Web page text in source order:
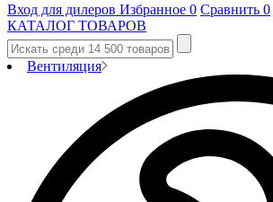
Вход для дилеров Избранное 0 Сравнить 0
КАТАЛОГ ТОВАРОВ
Вентиляция